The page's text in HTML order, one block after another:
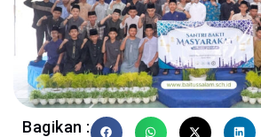
Bagikan :